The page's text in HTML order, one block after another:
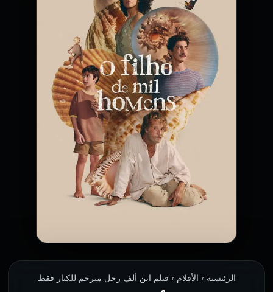
الرئيسية › الأفلام › فيلم ابن ألف رجل مترجم للكبار فقط